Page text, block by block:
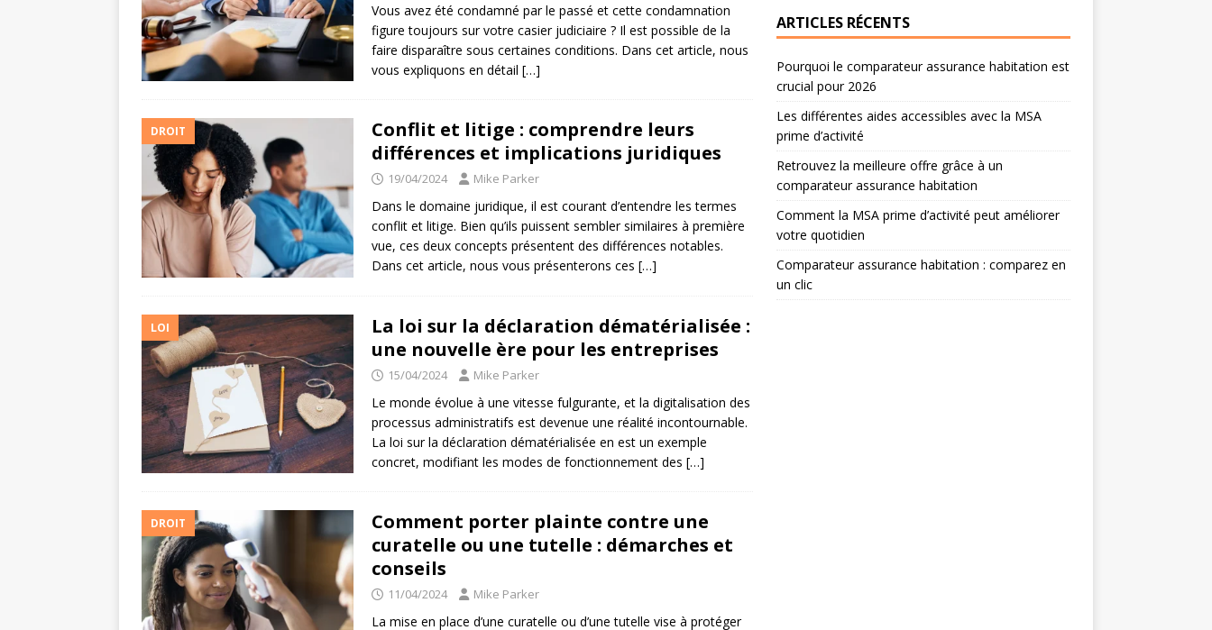
Vous avez été condamné par le passé et cette condamnation
figure toujours sur votre casier judiciaire ? Il est possible de la
faire disparaître sous certaines conditions. Dans cet article, nous
vous expliquons en détail […]
DROIT
Conflit et litige : comprendre leurs
différences et implications juridiques
19/04/2024 Mike Parker
Dans le domaine juridique, il est courant d’entendre les termes
conflit et litige. Bien qu’ils puissent sembler similaires à première
vue, ces deux concepts présentent des différences notables.
Dans cet article, nous vous présenterons ces […]
LOI
La loi sur la déclaration dématérialisée :
une nouvelle ère pour les entreprises
15/04/2024 Mike Parker
Le monde évolue à une vitesse fulgurante, et la digitalisation des
processus administratifs est devenue une réalité incontournable.
La loi sur la déclaration dématérialisée en est un exemple
concret, modifiant les modes de fonctionnement des […]
DROIT
Comment porter plainte contre une
curatelle ou une tutelle : démarches et
conseils
11/04/2024 Mike Parker
La mise en place d’une curatelle ou d’une tutelle vise à protéger
ARTICLES RÉCENTS
Pourquoi le comparateur assurance habitation est
crucial pour 2026
Les différentes aides accessibles avec la MSA
prime d’activité
Retrouvez la meilleure offre grâce à un
comparateur assurance habitation
Comment la MSA prime d’activité peut améliorer
votre quotidien
Comparateur assurance habitation : comparez en
un clic